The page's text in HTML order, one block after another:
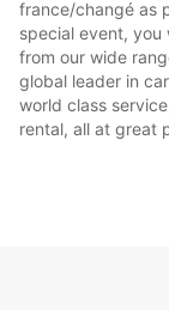
france/changé as
special event, you
from our wide
global leader in
world class
rental, all at great